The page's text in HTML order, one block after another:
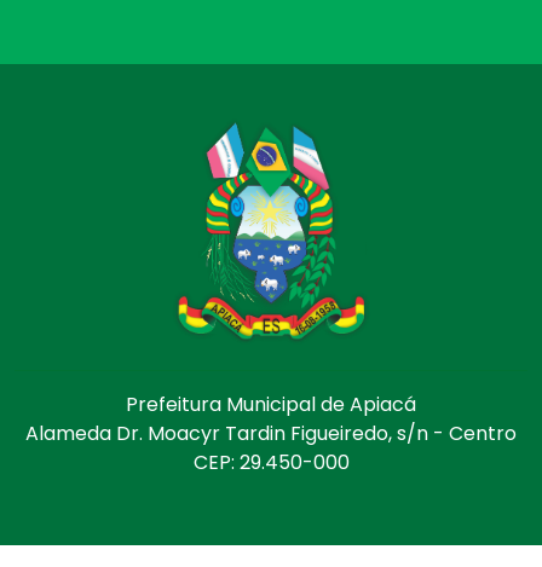
Prefeitura Municipal de Apiacá
Alameda Dr. Moacyr Tardin Figueiredo, s/n - Centro
CEP: 29.450-000